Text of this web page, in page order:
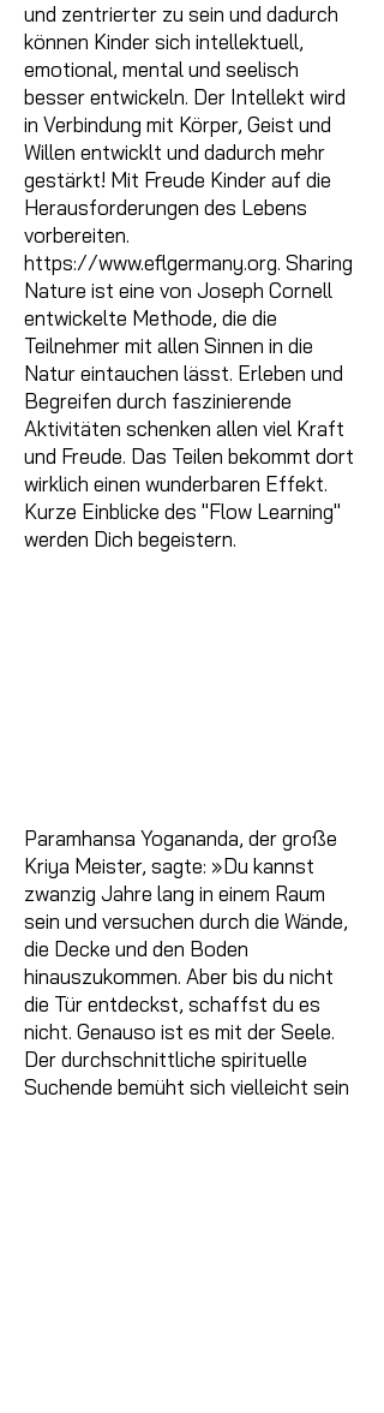
und zentrierter zu sein und dadurch
können Kinder sich intellektuell,
emotional, mental und seelisch
besser entwickeln. Der Intellekt wird
in Verbindung mit Körper, Geist und
Willen entwicklt und dadurch mehr
gestärkt! Mit Freude Kinder auf die
Herausforderungen des Lebens
vorbereiten.
https://www.eflgermany.org. Sharing
Nature ist eine von Joseph Cornell
entwickelte Methode, die die
Teilnehmer mit allen Sinnen in die
Natur eintauchen lässt. Erleben und
Begreifen durch faszinierende
Aktivitäten schenken allen viel Kraft
und Freude. Das Teilen bekommt dort
wirklich einen wunderbaren Effekt.
Kurze Einblicke des "Flow Learning"
werden Dich begeistern.
Paramhansa Yogananda, der große
Kriya Meister, sagte: »Du kannst
zwanzig Jahre lang in einem Raum
sein und versuchen durch die Wände,
die Decke und den Boden
hinauszukommen. Aber bis du nicht
die Tür entdeckst, schaffst du es
nicht. Genauso ist es mit der Seele.
Der durchschnittliche spirituelle
Suchende bemüht sich vielleicht sein